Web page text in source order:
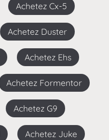
Achetez Cx-5
Achetez Duster
Achetez Ehs
Achetez Formentor
Achetez G9
Achetez Juke